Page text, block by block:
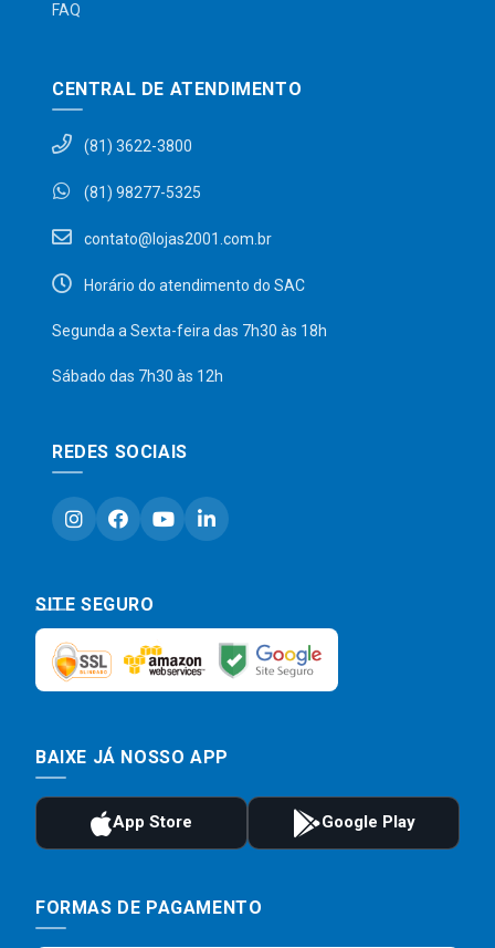
FAQ
CENTRAL DE ATENDIMENTO
(81) 3622-3800
(81) 98277-5325
contato@lojas2001.com.br
Horário do atendimento do SAC
Segunda a Sexta-feira das 7h30 às 18h
Sábado das 7h30 às 12h
REDES SOCIAIS
SITE SEGURO
BAIXE JÁ NOSSO APP
FORMAS DE PAGAMENTO